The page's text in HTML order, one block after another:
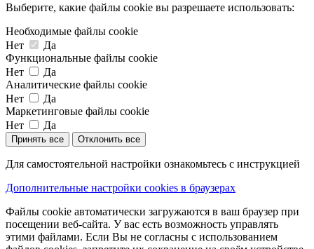
Выберите, какие файлы cookie вы разрешаете использовать:
Необходимые файлы cookie
Нет
Да
Функциональные файлы cookie
Нет
Да
Аналитические файлы cookie
Нет
Да
Маркетинговые файлы cookie
Нет
Да
Принять все Отклонить все
Для самостоятельной настройки ознакомьтесь с инструкцией
Дополнительные настройки cookies в браузерах
Файлы cookie автоматически загружаются в ваш браузер при
посещении веб-сайта. У вас есть возможность управлять
этими файлами. Если Вы не согласны с использованием